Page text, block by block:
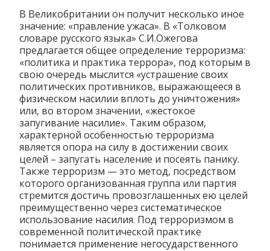
В Великобритании он получит несколько иное
значение: «правление ужаса». В «Толковом
словаре русского языка» С.И.Ожегова
предлагается общее определение терроризма:
«политика и практика террора», под которым в
свою очередь мыслится «устрашение своих
политических противников, выражающееся в
физическом насилии вплоть до уничтожения»
или, во втором значении, «жестокое
запугивание насилие». Таким образом,
характерной особенностью терроризма
является опора на силу в достижении своих
целей – запугать население и посеять панику.
Также терроризм — это метод, посредством
которого организованная группа или партия
стремится достичь провозглашенных ею целей
преимущественно через систематическое
использование насилия. Под терроризмом в
современной политической практике
понимается применение негосударственного